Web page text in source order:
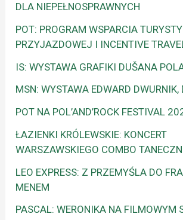
DLA NIEPEŁNOSPRAWNYCH
POT: PROGRAM WSPARCIA
PRZYJAZDOWEJ I INCENTIVE
IS: WYSTAWA GRAFIKI DUŠANA
MSN: WYSTAWA EDWARD
POT NA POL’AND’ROCK FESTIVAL
ŁAZIENKI KRÓLEWSKIE: KONCERT
WARSZAWSKIEGO COMBO
LEO EXPRESS: Z PRZEMYŚLA DO
MENEM
PASCAL: WERONIKA NA FILMOWYM